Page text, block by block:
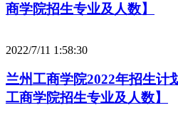
商学院招生专业及人数】
2022/7/11 1:58:30
兰州工商学院2022年招生计
工商学院招生专业及人数】